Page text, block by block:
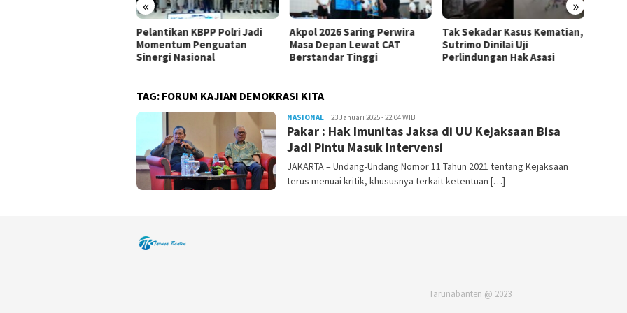
« »
Akpol 2026 Saring Perwira
Masa Depan Lewat CAT
Berstandar Tinggi
Tak Sekadar Kasus Kematian,
Sutrimo Dinilai Uji
Perlindungan Hak Asasi
SETARA Institute: Rutan KPK
Tak Mengubah Substansi
Penanganan Kasus Febrie
TAG: FORUM KAJIAN DEMOKRASI KITA
NASIONAL Redaktur
Taruna
23 Januari 2025 - 22:04 WIB
Pakar : Hak Imunitas Jaksa di UU Kejaksaan Bisa
Jadi Pintu Masuk Intervensi
JAKARTA – Undang-Undang Nomor 11 Tahun 2021 tentang Kejaksaan
terus menuai kritik, khususnya terkait ketentuan […]
Tarunabanten @ 2023